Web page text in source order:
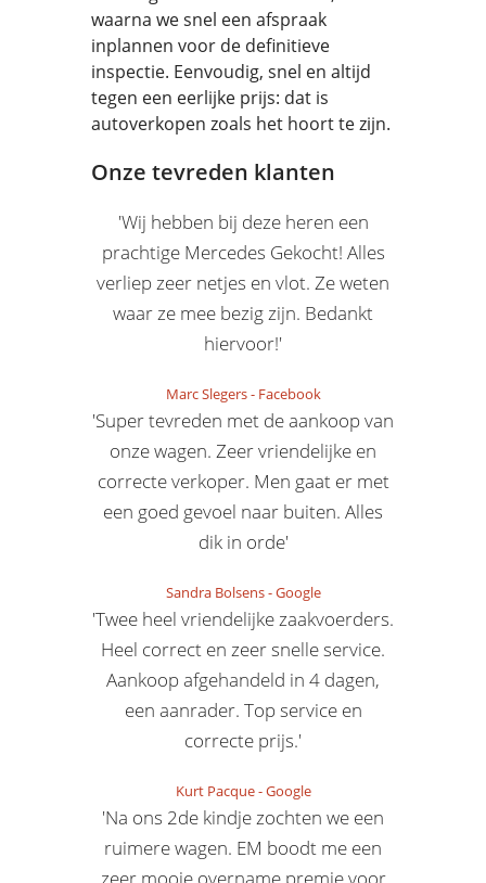
waarna we snel een afspraak
inplannen voor de definitieve
inspectie. Eenvoudig, snel en altijd
tegen een eerlijke prijs: dat is
autoverkopen zoals het hoort te zijn.
Onze tevreden klanten
'Wij hebben bij deze heren een
prachtige Mercedes Gekocht! Alles
verliep zeer netjes en vlot. Ze weten
waar ze mee bezig zijn. Bedankt
hiervoor!'
Marc Slegers- Facebook
'Super tevreden met de aankoop van
onze wagen. Zeer vriendelijke en
correcte verkoper. Men gaat er met
een goed gevoel naar buiten. Alles
dik in orde'
Sandra Bolsens-Google
'Twee heel vriendelijke zaakvoerders.
Heel correct en zeer snelle service.
Aankoop afgehandeld in 4 dagen,
een aanrader. Top service en
correcte prijs.'
Kurt Pacque-Google
'Na ons 2de kindje zochten we een
ruimere wagen. EM boodt me een